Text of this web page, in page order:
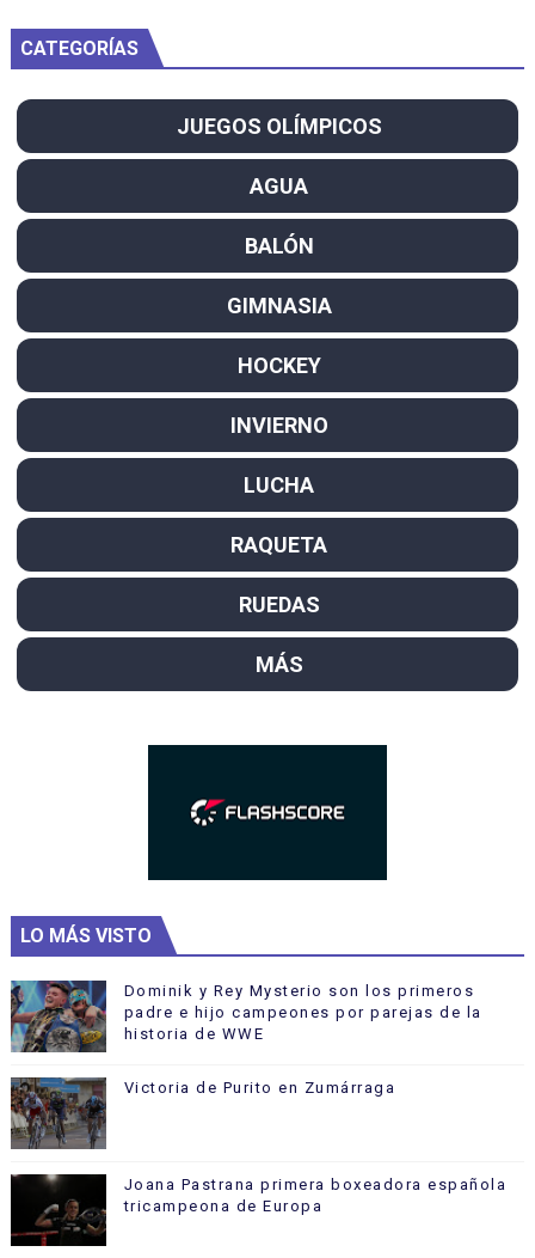
CATEGORÍAS
JUEGOS OLÍMPICOS
AGUA
BALÓN
GIMNASIA
HOCKEY
INVIERNO
LUCHA
RAQUETA
RUEDAS
MÁS
LO MÁS VISTO
Dominik y Rey Mysterio son los primeros
padre e hijo campeones por parejas de la
historia de WWE
Victoria de Purito en Zumárraga
Joana Pastrana primera boxeadora española
tricampeona de Europa